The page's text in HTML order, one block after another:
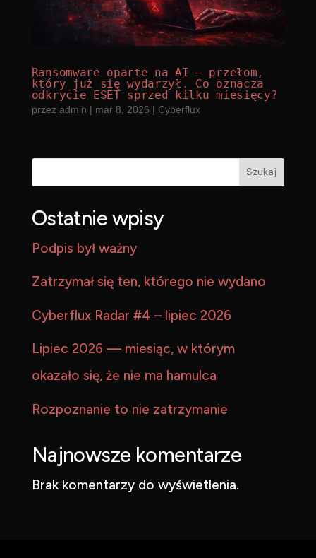
Ransomware oparte na AI – przełom,
który już się wydarzył. Co oznacza
odkrycie ESET sprzed kilku miesięcy?
przez admin | mar 8, 2026 | Cyberflux
Szukaj
Ostatnie wpisy
Podpis był ważny
Zatrzymał się ten, którego nie wydano
Cyberflux Radar #4 – lipiec 2026
Lipiec 2026 — miesiąc, w którym
okazało się, że nie ma hamulca
Rozpoznanie to nie zatrzymanie
Najnowsze komentarze
Brak komentarzy do wyświetlenia.